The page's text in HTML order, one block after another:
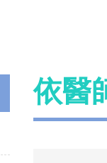
依醫